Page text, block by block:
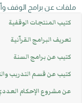
ملفات عن برامج الوقف
كتيب المنتجات الوقفية
تعريف البرامج القرآنية
كتيب عن برامج السنة
كتيب عن قسم التدريب
عن مشروع الإحكام